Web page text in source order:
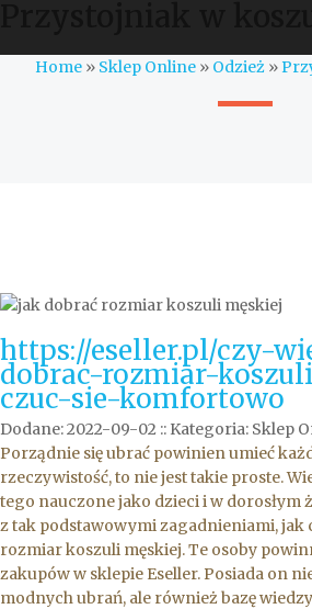
Home» Sklep Online» Odzież»
https://eseller.pl/czy-
dobrac-rozmiar-
czuc-sie-komfortowo
Dodane: 2022-09-02 :: Kategoria: Sklep
Porządnie się ubrać powinien umieć
rzeczywistość, to nie jest takie proste.
tego nauczone jako dzieci i w dorosłym
z tak podstawowymi zagadnieniami, jak
rozmiar koszuli męskiej. Te osoby
zakupów w sklepie Eseller. Posiada on
modnych ubrań, ale również bazę